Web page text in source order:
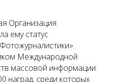
Организация
ему статус
Международной
массовой информации.
наград, среди которых